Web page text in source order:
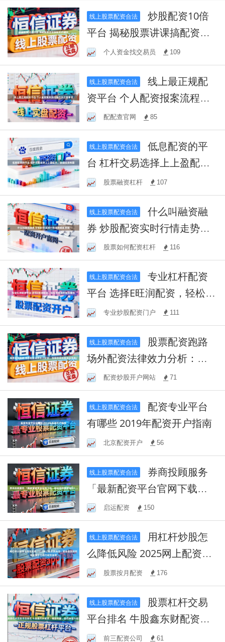
线上股票配资合法
炒股配资10倍
平台 揭秘股票讲课搞配资的
骗局个人资金找交易员 109
线上股票配资合法
线上最正规配
资平台 个人配资报案流程指
引及注意事项
配配查官网 85
线上股票配资合法
低息配资的平
台 杠杆交易选择上上盈配
资，稳健投资利器
股票融资杠杆 107
线上股票配资合法
什么叫融资融
券 炒股配资实时行情走势图
表查询股票如何配资杠杆 116
线上股票配资合法
专业杠杆配资
平台 选择E旺润配资，轻松享
受场外配资服务
专业炒股配资门户 111
线上股票配资合法
场外配资法律效力分析：合
规合法还是违法风险？
配资炒股开户网站 71
线上股票配资合法
有哪些 2019年配资开户指南
北京配资开户 56
线上股票配资合法
「最新配资平台官网下载，
快速获取最新资讯！」
启运配资 150
线上股票配资合法
么降低风险 2025网上配资新
选择：安全高效的在线配资
平台助力蛇年投资
股票按月配资 176
线上股票配资合法
平台排名 牛股鑫东财配资：
掘金利器，助您财富升级！
前三配资公司 61